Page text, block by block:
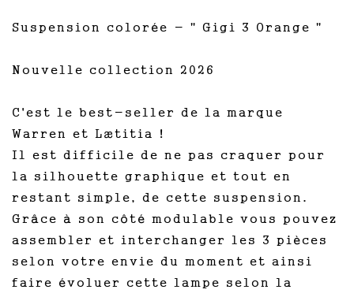
Suspension colorée - " Gigi 3 Orange "
Nouvelle collection 2026
C'est le best-seller de la marque
Warren et Lætitia !
Il est difficile de ne pas craquer pour
la silhouette graphique et tout en
restant simple, de cette suspension.
Grâce à son côté modulable vous pouvez
assembler et interchanger les 3 pièces
selon votre envie du moment et ainsi
faire évoluer cette lampe selon la